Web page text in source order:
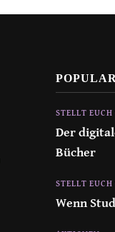
STELLT EUCH
Der
Bücher
STELLT EUCH
Wenn